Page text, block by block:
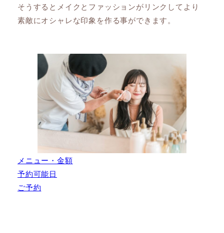
そうするとメイクとファッションがリンクしてより
素敵にオシャレな印象を作る事ができます。
メニュー・金額
予約可能日
ご予約